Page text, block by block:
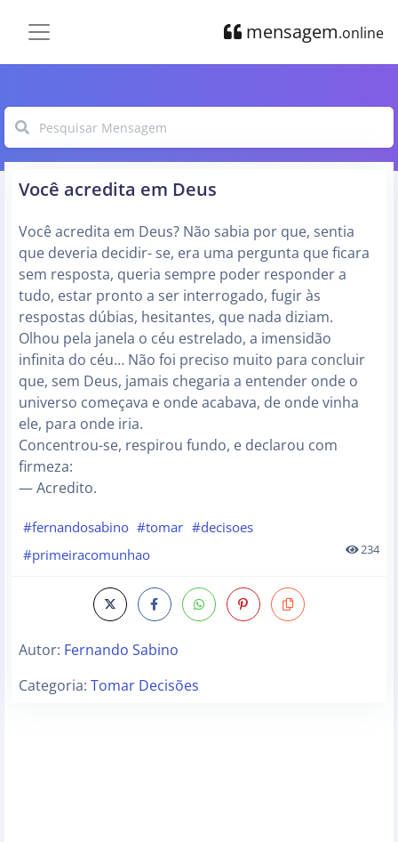
mensagem.online
Você acredita em Deus
Você acredita em Deus? Não sabia por que, sentia
que deveria decidir- se, era uma pergunta que ficara
sem resposta, queria sempre poder responder a
tudo, estar pronto a ser interrogado, fugir às
respostas dúbias, hesitantes, que nada diziam.
Olhou pela janela o céu estrelado, a imensidão
infinita do céu… Não foi preciso muito para concluir
que, sem Deus, jamais chegaria a entender onde o
universo começava e onde acabava, de onde vinha
ele, para onde iria.
Concentrou-se, respirou fundo, e declarou com
firmeza:
— Acredito.
#fernandosabino #tomar #decisoes
#primeiracomunhao
234
Autor: Fernando Sabino
Categoria: Tomar Decisões